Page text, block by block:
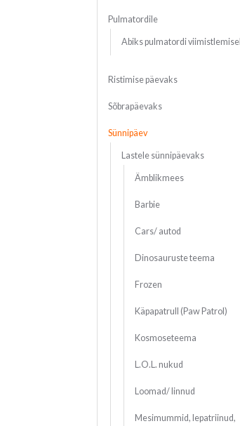
Pulmatordile
Abiks pulmatordi viimistlemisel
Ristimise päevaks
Sõbrapäevaks
Sünnipäev
Lastele sünnipäevaks
Ämblikmees
Barbie
Cars/ autod
Dinosauruste teema
Frozen
Käpapatrull (Paw Patrol)
Kosmoseteema
L.O.L. nukud
Loomad/ linnud
Mesimummid, lepatriinud,